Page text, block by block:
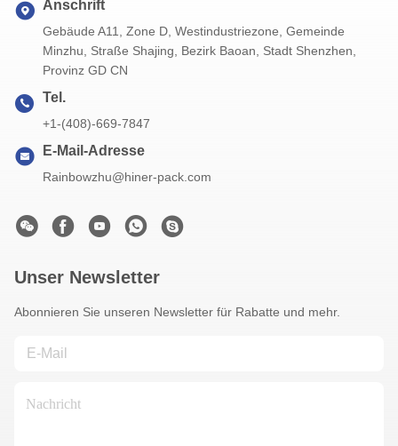
Anschrift
Gebäude A11, Zone D, Westindustriezone, Gemeinde
Minzhu, Straße Shajing, Bezirk Baoan, Stadt Shenzhen,
Provinz GD CN
Tel.
+1-(408)-669-7847
E-Mail-Adresse
Rainbowzhu@hiner-pack.com
Unser Newsletter
Abonnieren Sie unseren Newsletter für Rabatte und mehr.